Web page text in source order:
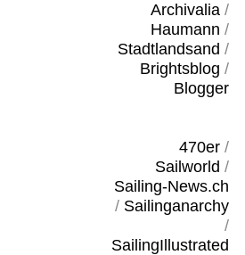
Archivalia/
Haumann /
Stadtlandsand /
Brightsblog /
Blogger
470er/
Sailworld /
Sailing-News.ch
/ Sailinganarchy
/
SailingIllustrated